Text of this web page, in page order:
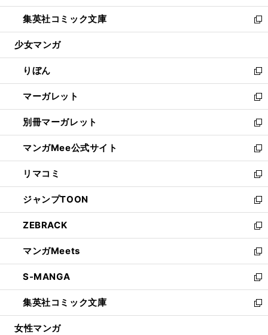
開
く
ウ
で
開
ン
ド
ウ
開
く
ウ
ィ
ン
ウ
で
開
く
し
い
ウ
ン
ド
ウ
で
開
く
集英社コミック文庫
新
し
ウ
ィ
ン
ド
ウ
で
開
く
少女マンガ
りぼん
新
し
い
ウ
ィ
ン
ド
ウ
で
開
く
マーガレット
新
し
い
ウ
ィ
ン
ド
ウ
で
開
く
別冊マーガレット
新
し
い
ウ
ィ
ン
ド
ウ
で
開
く
マンガMee公式サイト
新
し
い
ウ
ィ
ン
ド
ウ
で
開
く
リマコミ
新
し
い
ウ
ィ
ン
ド
ウ
で
開
く
ジャンプTOON
新
し
い
ウ
ィ
ン
ド
ウ
で
開
ZEBRACK
新
し
い
ウ
ィ
ン
ド
ウ
マンガMeets
新
し
い
ウ
ィ
ン
S-MANGA
新
し
い
ウ
集英社コミック文庫
新
し
女性マンガ